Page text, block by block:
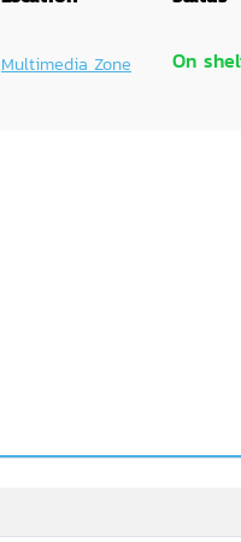
Multimedia Zone On